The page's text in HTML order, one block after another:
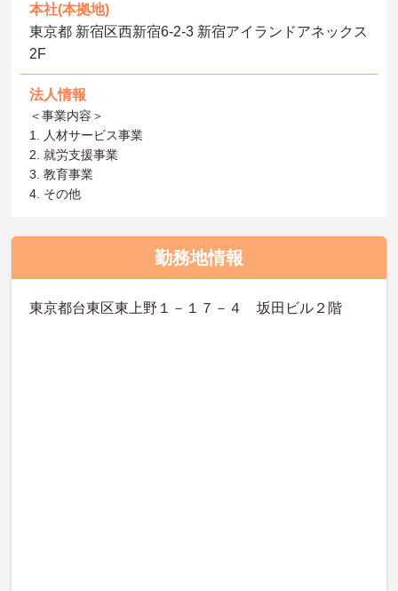
本社(本拠地)
東京都 新宿区西新宿6-2-3 新宿アイランドアネックス
2F
法人情報
＜事業内容＞
1. 人材サービス事業
2. 就労支援事業
3. 教育事業
4. その他
勤務地情報
東京都台東区東上野１－１７－４ 坂田ビル２階